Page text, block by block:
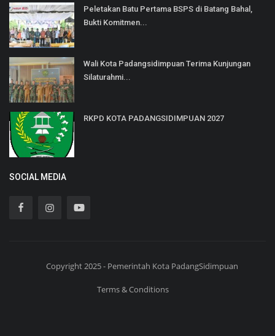
Peletakan Batu Pertama BSPS di Batang Bahal,
Bukti Komitmen...
Wali Kota Padangsidimpuan Terima Kunjungan
Silaturahmi...
RKPD KOTA PADANGSIDIMPUAN 2027
SOCIAL MEDIA
Copyright 2025 - Pemerintah Kota PadangSidimpuan
Terms & Conditions